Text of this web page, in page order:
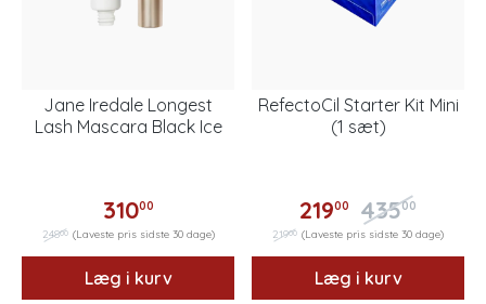
Jane Iredale Longest
Lash Mascara Black Ice
31000
24800 (Laveste pris sidste 30 dage)
Læg i kurv
RefectoCil Starter Kit Mini
(1 sæt)
21900 43500
21900 (Laveste pris sidste 30 dage)
Læg i kurv